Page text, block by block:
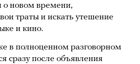
о новом времени,
траты и искать утешение
и кино.
в полноценном разговорном
сразу после объявления